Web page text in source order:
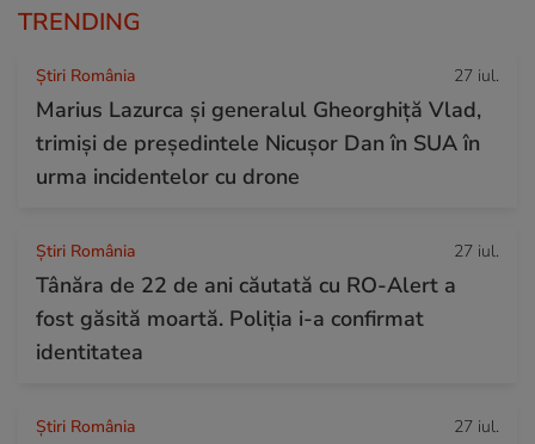
TRENDING
Știri România 27 iul.
Marius Lazurca și generalul Gheorghiță Vlad,
trimiși de președintele Nicușor Dan în SUA în
urma incidentelor cu drone
Știri România 27 iul.
Tânăra de 22 de ani căutată cu RO-Alert a
fost găsită moartă. Poliția i-a confirmat
identitatea
Știri România 27 iul.